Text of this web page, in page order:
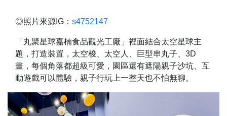
◎照片來源IG： s4752147
「丸聚星球嘉楠食品觀光工廠」裡面結合太空星球主
題，打造裝置，太空梭、太空人、巨型串丸子、3D
畫，每個角落都超級可愛，園區還有遮陽親子沙坑、互
動遊戲可以體驗，親子行玩上一整天也不怕無聊。